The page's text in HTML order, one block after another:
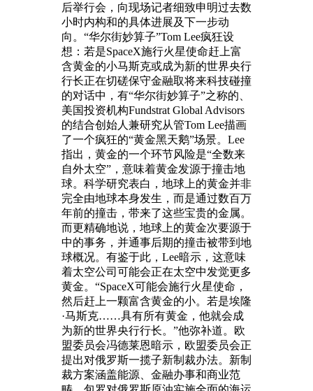
后举行会，向现场记者细致申明过去数
小时内构和的具体进展及下一步动
向。“华尔街妙算子”Tom Lee疯狂设
想：若是SpaceX施行火星使命赶上富
含黄金的小马斯克或成为新的世界央行
行长正在切磋保守金融取将来科技碰撞
的对话中，有“华尔街妙算子”之称的、
美国投资机构Fundstrat Global Advisors
的结合创始人兼研究从管Tom Lee描画
了一个疯狂的“黄金黑天鹅”场景。Lee
指出，黄金的一个环节风险是“全数来
自外太空”，意味着黄金发源于撞击地
球。科学研究表白，地球上的黄金并非
完全由地球本身发生，而是通过数百万
年前的撞击，带来了这些宝贵的金属。
而更精确地说，地球上的黄金次要源于
中的事务，并通事后期的撞击被带到地
球概况。有鉴于此，Lee暗示，这意味
着太空公司可能会正在太空中发觉更多
黄金。“SpaceX可能会施行火星使命，
然后赶上一颗富含黄金的小。若是埃隆
·马斯克……具有所有黄金，他就会成
为新的世界央行行长。”他弥补道。欧
盟委员会冯德莱恩暗示，欧盟委员会正
提出对俄罗斯一揽子新制裁办法。新制
裁方案涵盖能源、金融办事和商业范